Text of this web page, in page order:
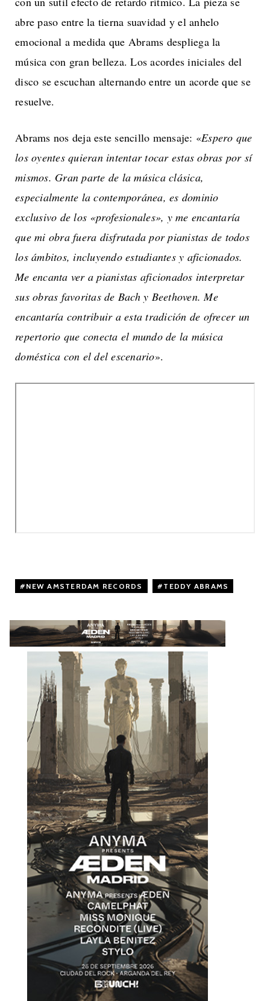
abre paso entre la tierna suavidad y el anhelo
emocional a medida que Abrams despliega la
música con gran belleza. Los acordes iniciales del
disco se escuchan alternando entre un acorde que se
resuelve.
Abrams nos deja este sencillo mensaje: «Espero que
los oyentes quieran intentar tocar estas obras por sí
mismos. Gran parte de la música clásica,
especialmente la contemporánea, es dominio
exclusivo de los «profesionales», y me encantaría
que mi obra fuera disfrutada por pianistas de todos
los ámbitos, incluyendo estudiantes y aficionados.
Me encanta ver a pianistas aficionados interpretar
sus obras favoritas de Bach y Beethoven. Me
encantaría contribuir a esta tradición de ofrecer un
repertorio que conecta el mundo de la música
doméstica con el del escenario».
NEW AMSTERDAM RECORDS TEDDY ABRAMS